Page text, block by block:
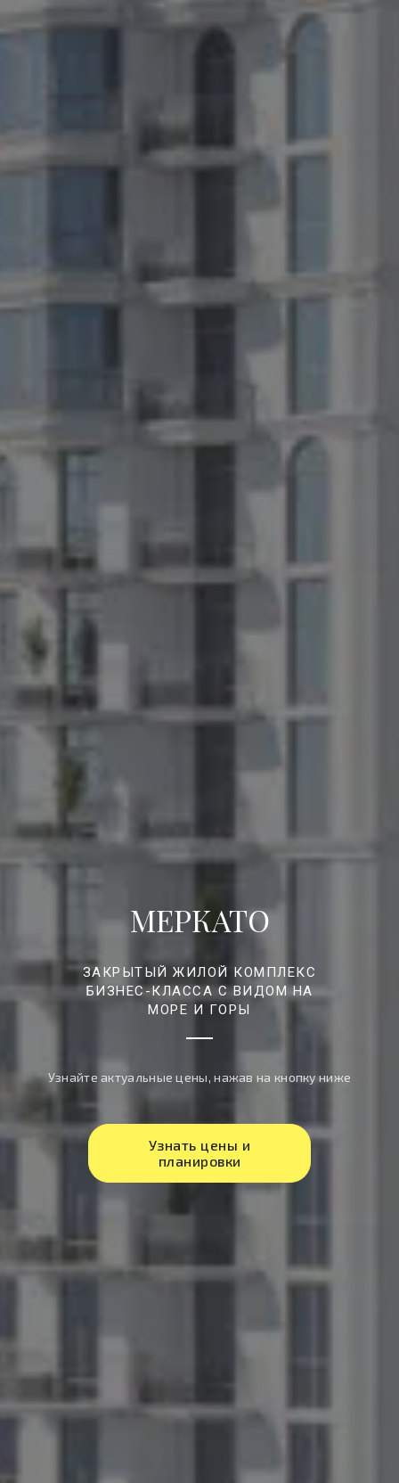
МЕРКАТО
ЗАКРЫТЫЙ ЖИЛОЙ КОМПЛЕКС
БИЗНЕС-КЛАССА С ВИДОМ НА
МОРЕ И ГОРЫ
Узнайте актуальные цены, нажав на кнопку ниже
Узнать цены и
планировки